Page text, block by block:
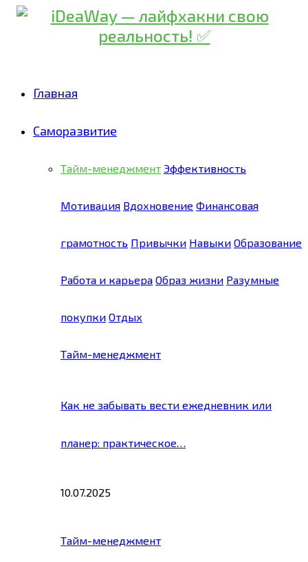
Главная
Саморазвитие
Тайм-менеджмент Эффективность
Мотивация Вдохновение Финансовая
грамотность Привычки Навыки Образование
Работа и карьера Образ жизни Разумные
покупки Отдых
Тайм-менеджмент
Как не забывать вести ежедневник или
планер: практическое…
10.07.2025
Тайм-менеджмент